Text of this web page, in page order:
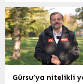
Mandalini Zirvesi
düzenledi.
Gürsu’ya nitelikli